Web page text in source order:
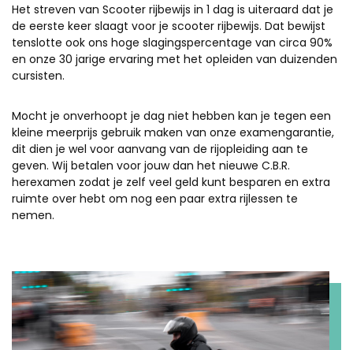
Het streven van Scooter rijbewijs in 1 dag is uiteraard dat je
de eerste keer slaagt voor je scooter rijbewijs. Dat bewijst
tenslotte ook ons hoge slagingspercentage van circa 90%
en onze 30 jarige ervaring met het opleiden van duizenden
cursisten.
Mocht je onverhoopt je dag niet hebben kan je tegen een
kleine meerprijs gebruik maken van onze examengarantie,
dit dien je wel voor aanvang van de rijopleiding aan te
geven. Wij betalen voor jouw dan het nieuwe C.B.R.
herexamen zodat je zelf veel geld kunt besparen en extra
ruimte over hebt om nog een paar extra rijlessen te
nemen.